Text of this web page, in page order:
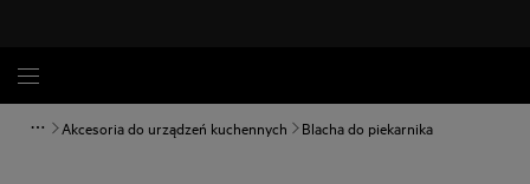
Akcesoria do urządzeń kuchennych Blacha do piekarnika